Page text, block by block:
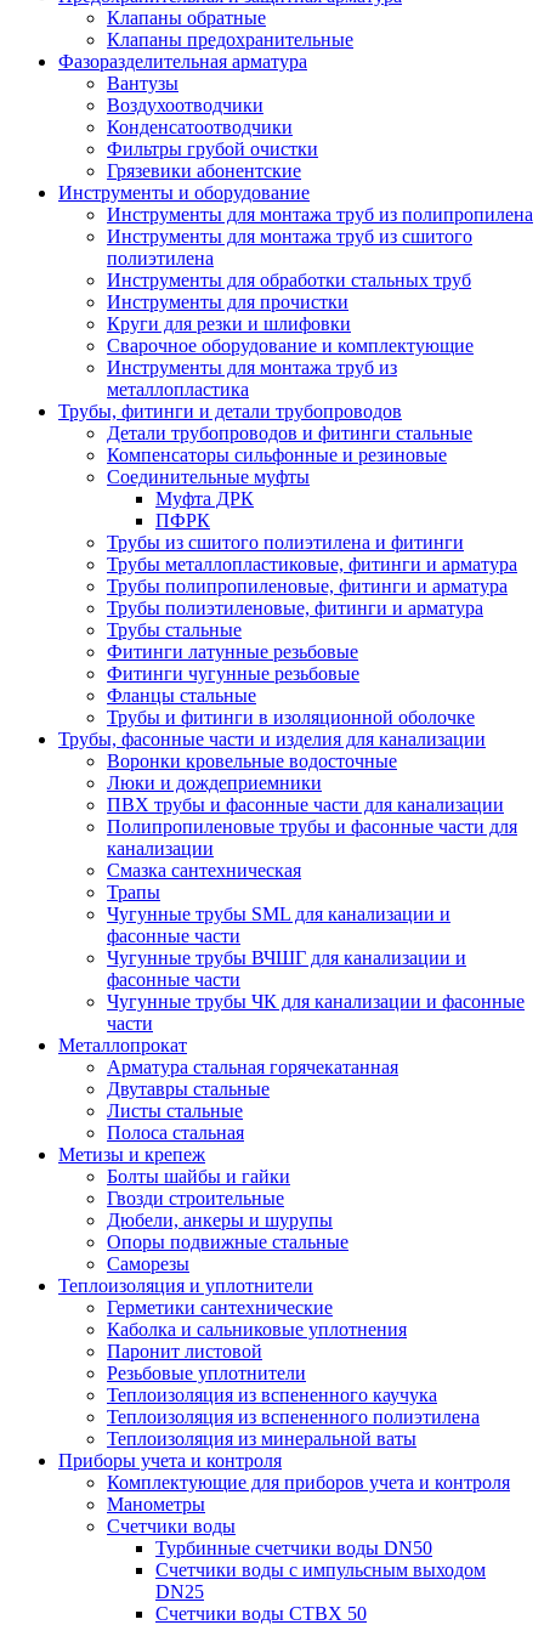
Клапаны обратные
Клапаны предохранительные
Фазоразделительная арматура
Вантузы
Воздухоотводчики
Конденсатоотводчики
Фильтры грубой очистки
Грязевики абонентские
Инструменты и оборудование
Инструменты для монтажа труб из полипропилена
Инструменты для монтажа труб из сшитого
полиэтилена
Инструменты для обработки стальных труб
Инструменты для прочистки
Круги для резки и шлифовки
Сварочное оборудование и комплектующие
Инструменты для монтажа труб из
металлопластика
Трубы, фитинги и детали трубопроводов
Детали трубопроводов и фитинги стальные
Компенсаторы сильфонные и резиновые
Соединительные муфты
Муфта ДРК
ПФРК
Трубы из сшитого полиэтилена и фитинги
Трубы металлопластиковые, фитинги и арматура
Трубы полипропиленовые, фитинги и арматура
Трубы полиэтиленовые, фитинги и арматура
Трубы стальные
Фитинги латунные резьбовые
Фитинги чугунные резьбовые
Фланцы стальные
Трубы и фитинги в изоляционной оболочке
Трубы, фасонные части и изделия для канализации
Воронки кровельные водосточные
Люки и дождеприемники
ПВХ трубы и фасонные части для канализации
Полипропиленовые трубы и фасонные части для
канализации
Смазка сантехническая
Трапы
Чугунные трубы SML для канализации и
фасонные части
Чугунные трубы ВЧШГ для канализации и
фасонные части
Чугунные трубы ЧК для канализации и фасонные
части
Металлопрокат
Арматура стальная горячекатанная
Двутавры стальные
Листы стальные
Полоса стальная
Метизы и крепеж
Болты шайбы и гайки
Гвозди строительные
Дюбели, анкеры и шурупы
Опоры подвижные стальные
Саморезы
Теплоизоляция и уплотнители
Герметики сантехнические
Каболка и сальниковые уплотнения
Паронит листовой
Резьбовые уплотнители
Теплоизоляция из вспененного каучука
Теплоизоляция из вспененного полиэтилена
Теплоизоляция из минеральной ваты
Приборы учета и контроля
Комплектующие для приборов учета и контроля
Манометры
Счетчики воды
Турбинные счетчики воды DN50
Счетчики воды с импульсным выходом
DN25
Счетчики воды СТВХ 50